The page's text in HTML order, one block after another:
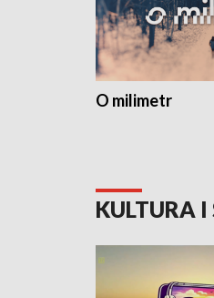
O milimetr
KULTURA